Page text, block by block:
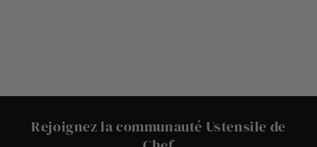
Rejoignez la communauté Ustensile de